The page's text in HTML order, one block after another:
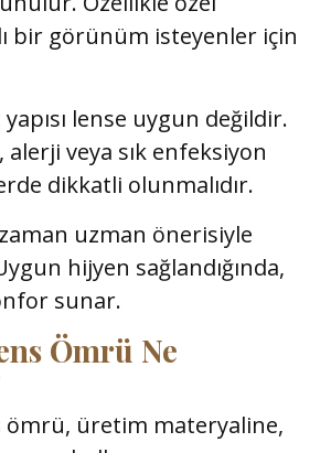
bir görünüm isteyenler için
lense uygun değildir.
alerji veya sık enfeksiyon
dikkatli olunmalıdır.
uzman önerisiyle
hijyen sağlandığında,
sunar.
Ömrü Ne
ömrü, üretim materyaline,